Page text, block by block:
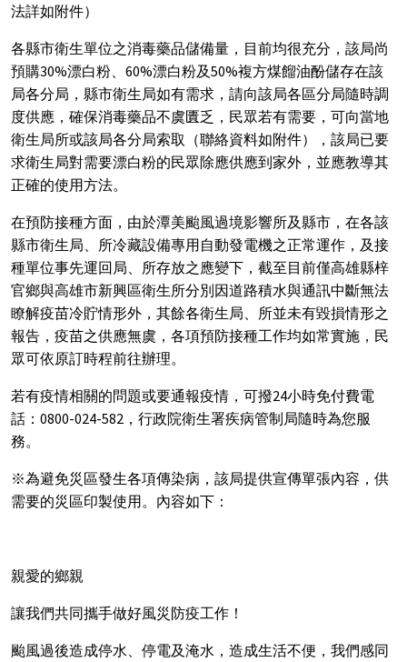
法詳如附件）
各縣市衛生單位之消毒藥品儲備量，目前均很充分，該局尚
預購30%漂白粉、60%漂白粉及50%複方煤餾油酚儲存在該
局各分局，縣市衛生局如有需求，請向該局各區分局隨時調
度供應，確保消毒藥品不虞匱乏，民眾若有需要，可向當地
衛生局所或該局各分局索取（聯絡資料如附件），該局已要
求衛生局對需要漂白粉的民眾除應供應到家外，並應教導其
正確的使用方法。
在預防接種方面，由於潭美颱風過境影響所及縣市，在各該
縣市衛生局、所冷藏設備專用自動發電機之正常運作，及接
種單位事先運回局、所存放之應變下，截至目前僅高雄縣梓
官鄉與高雄市新興區衛生所分別因道路積水與通訊中斷無法
瞭解疫苗冷貯情形外，其餘各衛生局、所並未有毀損情形之
報告，疫苗之供應無虞，各項預防接種工作均如常實施，民
眾可依原訂時程前往辦理。
若有疫情相關的問題或要通報疫情，可撥24小時免付費電
話：0800-024-582，行政院衛生署疾病管制局隨時為您服
務。
※為避免災區發生各項傳染病，該局提供宣傳單張內容，供
需要的災區印製使用。內容如下：
親愛的鄉親
讓我們共同攜手做好風災防疫工作！
颱風過後造成停水、停電及淹水，造成生活不便，我們感同